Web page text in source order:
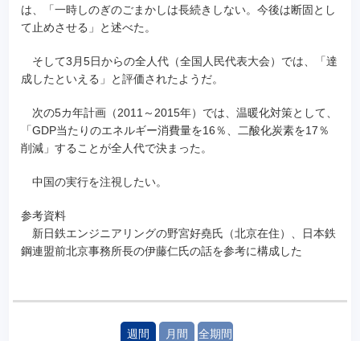
は、「一時しのぎのごまかしは長続きしない。今後は断固とし
て止めさせる」と述べた。
そして3月5日からの全人代（全国人民代表大会）では、「達
成したといえる」と評価されたようだ。
次の5カ年計画（2011～2015年）では、温暖化対策として、
「GDP当たりのエネルギー消費量を16％、二酸化炭素を17％
削減」することが全人代で決まった。
中国の実行を注視したい。
参考資料
新日鉄エンジニアリングの野宮好堯氏（北京在住）、日本鉄
鋼連盟前北京事務所長の伊藤仁氏の話を参考に構成した
週間 月間 全期間